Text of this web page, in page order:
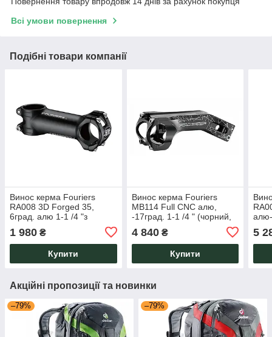
Всі умови повернення
Подібні товари компанії
Винос керма Fouriers
RA008 3D Forged 35,
6град. алю 1-1 /4 "з
перехідником (35x120мм,
чорний)
1 980 ₴
Купити
Винос керма Fouriers
MB114 Full CNC алю,
-17град. 1-1 /4 " (чорний,
4 840₴
Купити
5
Акційні пропозиції та новинки
–79% –79%